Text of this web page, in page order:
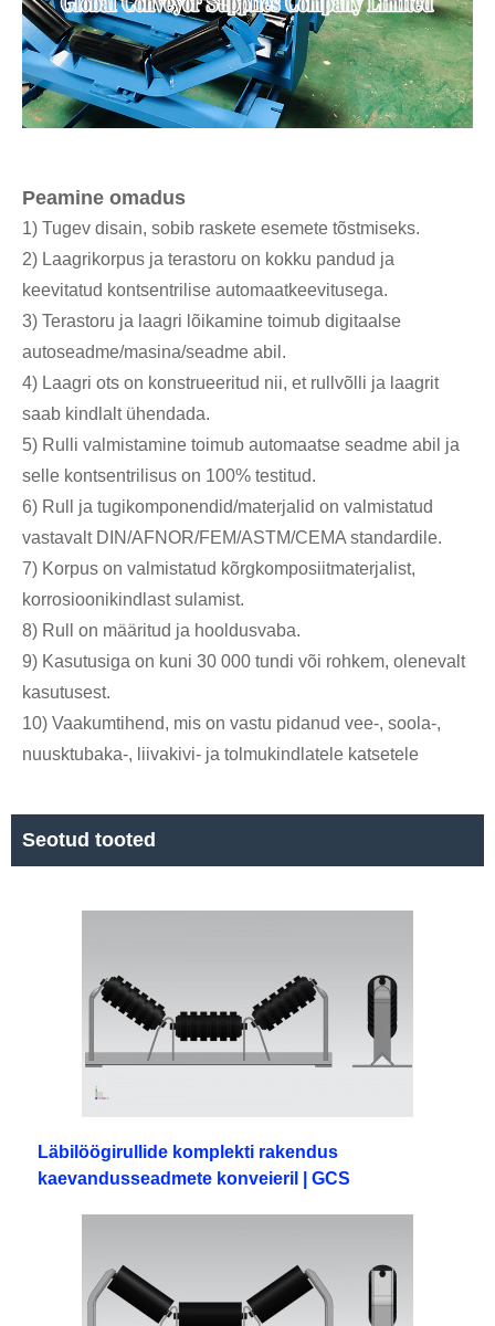
Peamine omadus
1) Tugev disain, sobib raskete esemete tõstmiseks.
2) Laagrikorpus ja terastoru on kokku pandud ja
keevitatud kontsentrilise automaatkeevitusega.
3) Terastoru ja laagri lõikamine toimub digitaalse
autoseadme/masina/seadme abil.
4) Laagri ots on konstrueeritud nii, et rullvõlli ja laagrit
saab kindlalt ühendada.
5) Rulli valmistamine toimub automaatse seadme abil ja
selle kontsentrilisus on 100% testitud.
6) Rull ja tugikomponendid/materjalid on valmistatud
vastavalt DIN/AFNOR/FEM/ASTM/CEMA standardile.
7) Korpus on valmistatud kõrgkomposiitmaterjalist,
korrosioonikindlast sulamist.
8) Rull on määritud ja hooldusvaba.
9) Kasutusiga on kuni 30 000 tundi või rohkem, olenevalt
kasutusest.
10) Vaakumtihend, mis on vastu pidanud vee-, soola-,
nuusktubaka-, liivakivi- ja tolmukindlatele katsetele
Seotud tooted
Läbilöögirullide komplekti rakendus
kaevandusseadmete konveieril | GCS